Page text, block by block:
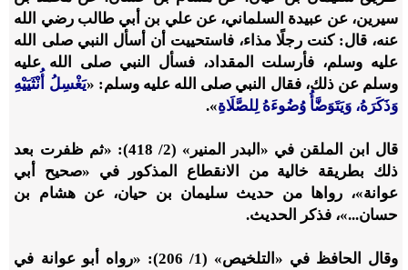
سيرين، عن عبيدة السلماني، عن علي بن أبي طالب رضي الله
عنه، قال: كنت رجلًا مذاء، فاستحييت أن أسأل النبي صلى الله
عليه وسلم، فأرسلت المقداد، فسأل النبي صلى الله عليه
وسلم عن ذلك، فقال النبي صلى الله عليه وسلم: «يَغْسِلُ أُنْثَيَيْهِ
وَذَكَرَهُ، وَيَتَوَضَّأُ وُضُوءَهُ لِلصَّلَاةِ».
قال ابن الملقن في «البدر المنير» (2/ 418): «ثم ظفرت بعد
ذلك بطريقة خالية من الانقطاع المذكور في «صحيح أبي
عوانة»، رواها من حديث سليمان بن حيان، عن هشام بن
حسان...»، فذكر الحديث.
وقال الحافظ في «التلخيص» (1/ 206): «رواه أبو عوانة في